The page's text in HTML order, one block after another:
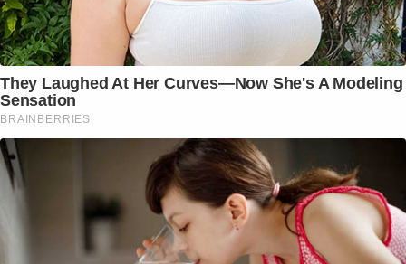
They Laughed At Her Curves—Now She's A Modeling
Sensation
BRAINBERRIES